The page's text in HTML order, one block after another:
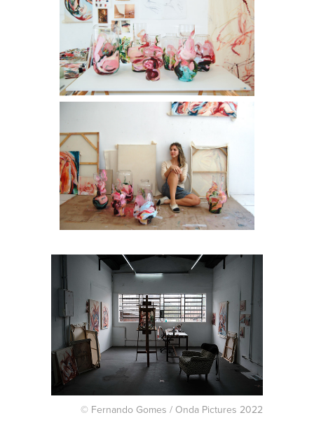
© Fernando Gomes / Onda Pictures 2022